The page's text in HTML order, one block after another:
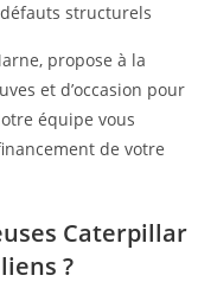
défauts structurels
propose à la
et d’occasion pour
équipe vous
de votre
Caterpillar
?